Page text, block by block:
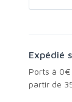
Expédié
Ports à 0€ en France métropolitaine à
partir de